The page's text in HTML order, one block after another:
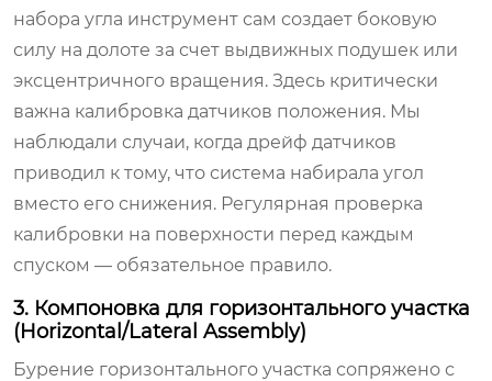
набора угла инструмент сам создает боковую
силу на долоте за счет выдвижных подушек или
эксцентричного вращения. Здесь критически
важна калибровка датчиков положения. Мы
наблюдали случаи, когда дрейф датчиков
приводил к тому, что система набирала угол
вместо его снижения. Регулярная проверка
калибровки на поверхности перед каждым
спуском — обязательное правило.
3. Компоновка для горизонтального участка
(Horizontal/Lateral Assembly)
Бурение горизонтального участка сопряжено с